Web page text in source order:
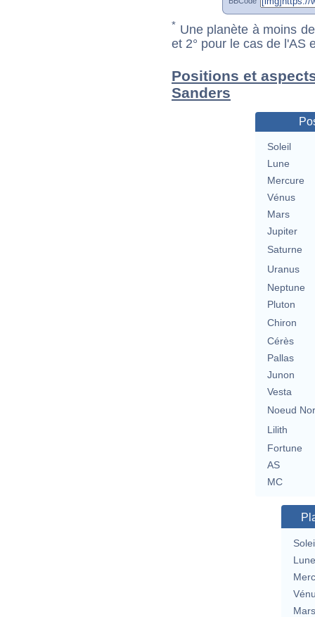
* Une planète à moins
et 2° pour le cas de l'AS
Positions et
Sanders
Soleil
Lune
Mercure
Vénus
Mars
Jupiter
Saturne
Uranus
Neptune
Pluton
Chiron
Cérès
Pallas
Junon
Vesta
Noeud
Lilith
Fortune
AS
MC
Lune
Mars